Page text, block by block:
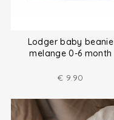
Lodger baby beanie
melange 0-6 month
€ 9.90